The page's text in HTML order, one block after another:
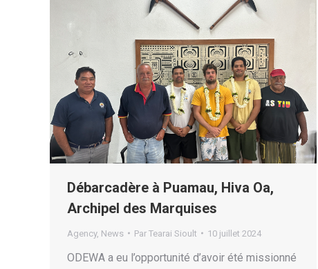
Débarcadère à Puamau, Hiva Oa,
Archipel des Marquises
Agency, News Par Tearai Sioult 10 juillet 2024
ODEWA a eu l’opportunité d’avoir été missionné